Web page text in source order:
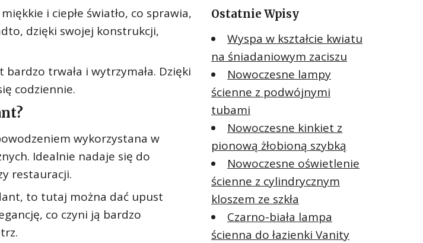
i ciepłe światło, co sprawia,
dzięki swojej konstrukcji,
trwała i wytrzymała. Dzięki
codziennie.
wykorzystana w
Idealnie nadaje się do
restauracji.
to tutaj można dać upust
co czyni ją bardzo
Ostatnie Wpisy
Wyspa w kształcie kwiatu
na śniadaniowym zaciszu
Nowoczesne lampy
ścienne z podwójnymi
tubami
Nowoczesne kinkiet z
pionową żłobioną szybką
Nowoczesne oświetlenie
ścienne z cylindrycznym
kloszem ze szkła
Czarno-biała lampa
ścienna do łazienki Vanity